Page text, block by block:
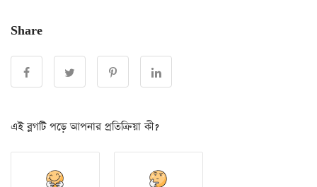
Share
এই ব্লগটি পড়ে আপনার প্রতিক্রিয়া কী?